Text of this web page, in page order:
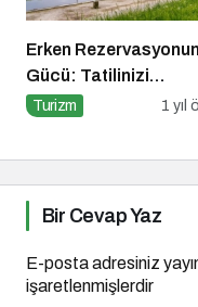
Erken Rezervasyonun
Gücü: Tatilinizi
Planlayın, Avantajları
Turizm 1 yıl
Bir Cevap Yaz
E-posta adresiniz
işaretlenmişlerdir